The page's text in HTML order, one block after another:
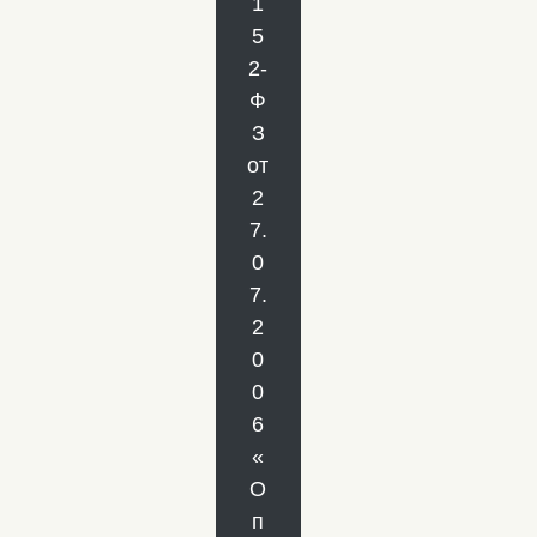
5
2-
Ф
З
от
2
7.
0
7.
2
0
0
6
«
О
п